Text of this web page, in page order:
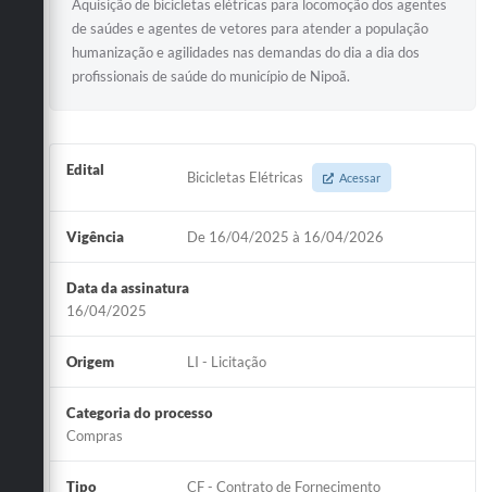
Aquisição de bicicletas elétricas para locomoção dos agentes
de saúdes e agentes de vetores para atender a população
humanização e agilidades nas demandas do dia a dia dos
profissionais de saúde do município de Nipoã.
Edital Bicicletas Elétricas Acessar
Vigência De 16/04/2025 à 16/04/2026
Data da assinatura
16/04/2025
Origem LI - Licitação
Categoria do processo
Compras
Tipo CF - Contrato de Fornecimento